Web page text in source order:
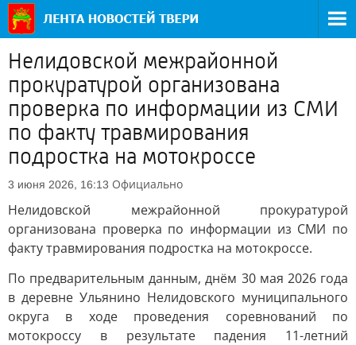
Нелидовской межрайонной
прокуратурой организована
проверка по информации из СМИ
по факту травмирования
подростка на мотокроссе
3 июня 2026, 16:13 Официально
Нелидовской межрайонной прокуратурой
организована проверка по информации из СМИ по
факту травмирования подростка на мотокроссе.
По предварительным данным, днём 30 мая 2026 года
в деревне Ульянино Нелидовского муниципального
округа в ходе проведения соревнований по
мотокроссу в результате падения 11-летний